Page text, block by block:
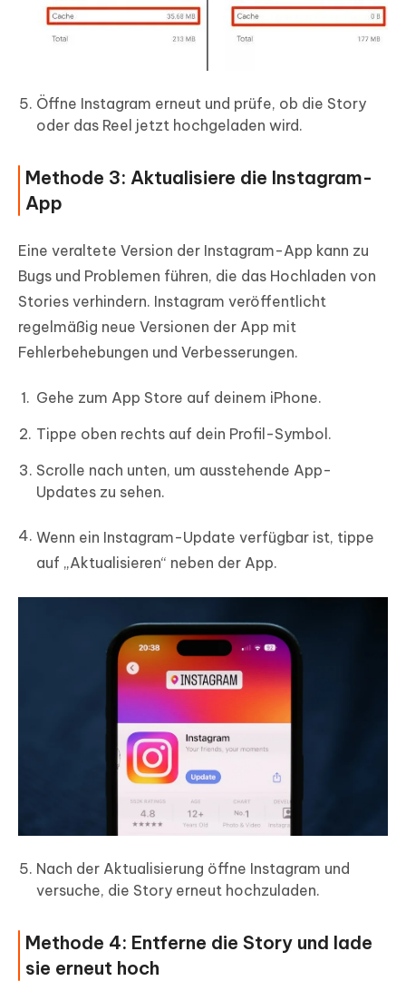
Öffne Instagram erneut und prüfe, ob die Story
oder das Reel jetzt hochgeladen wird.
Methode 3: Aktualisiere die Instagram-
App
Eine veraltete Version der Instagram-App kann zu
Bugs und Problemen führen, die das Hochladen von
Stories verhindern. Instagram veröffentlicht
regelmäßig neue Versionen der App mit
Fehlerbehebungen und Verbesserungen.
Gehe zum App Store auf deinem iPhone.
Tippe oben rechts auf dein Profil-Symbol.
Scrolle nach unten, um ausstehende App-
Updates zu sehen.
Wenn ein Instagram-Update verfügbar ist, tippe
auf „Aktualisieren“ neben der App.
Nach der Aktualisierung öffne Instagram und
versuche, die Story erneut hochzuladen.
Methode 4: Entferne die Story und lade
sie erneut hoch